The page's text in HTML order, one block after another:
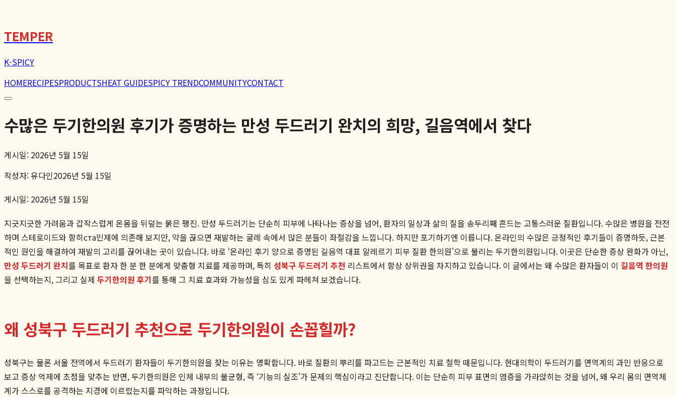
TEMPER
K-SPICY
HOMERECIPESPRODUCTSHEAT GUIDESPICY TRENDCOMMUNITYCONTACT
수많은 두기한의원 후기가 증명하는 만성 두드러기 완치의 희망, 길음역에서 찾다
게시일: 2026년 5월 15일
작성자:유다인2026년 5월 15일
게시일: 2026년 5월 15일
지긋지긋한 가려움과 갑작스럽게 온몸을 뒤덮는 붉은 팽진. 만성 두드러기는 단순히 피부에 나타나는 증상을 넘어, 환자의 일상과 삶의 질을 송두리째 흔드는 고통스러운 질환입니다. 수많은 병원을 전전
하며 스테로이드와 항히ста민제에 의존해 보지만, 약을 끊으면 재발하는 굴레 속에서 많은 분들이 좌절감을 느낍니다. 하지만 포기하기엔 이릅니다. 온라인의 수많은 긍정적인 후기들이 증명하듯, 근본
적인 원인을 해결하여 재발의 고리를 끊어내는 곳이 있습니다. 바로 ‘온라인 후기 양으로 증명된 길음역 대표 알레르기 피부 질환 한의원’으로 불리는 두기한의원입니다. 이곳은 단순한 증상 완화가 아닌,
만성 두드러기 완치를 목표로 환자 한 분 한 분에게 맞춤형 치료를 제공하며, 특히 성북구 두드러기 추천 리스트에서 항상 상위권을 차지하고 있습니다. 이 글에서는 왜 수많은 환자들이 이 길음역 한의원
을 선택하는지, 그리고 실제 두기한의원 후기를 통해 그 치료 효과와 가능성을 심도 있게 파헤쳐 보겠습니다.
왜 성북구 두드러기 추천으로 두기한의원이 손꼽힐까?
성북구는 물론 서울 전역에서 두드러기 환자들이 두기한의원을 찾는 이유는 명확합니다. 바로 질환의 뿌리를 파고드는 근본적인 치료 철학 때문입니다. 현대의학이 두드러기를 면역계의 과민 반응으로
보고 증상 억제에 초점을 맞추는 반면, 두기한의원은 인체 내부의 불균형, 즉 ‘기능의 실조’가 문제의 핵심이라고 진단합니다. 이는 단순히 피부 표면의 염증을 가라앉히는 것을 넘어, 왜 우리 몸의 면역체
계가 스스로를 공격하는 지경에 이르렀는지를 파악하는 과정입니다.